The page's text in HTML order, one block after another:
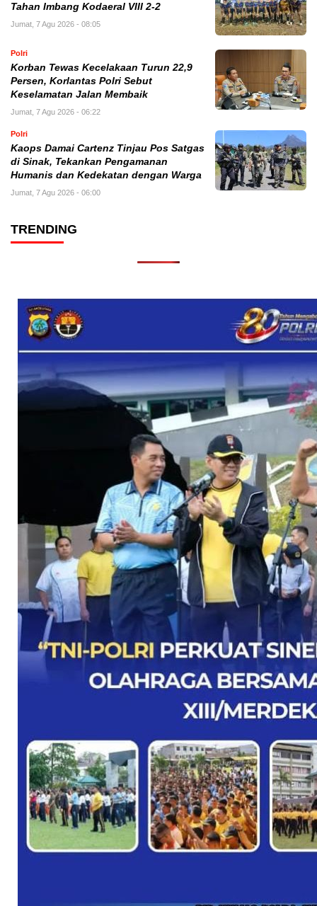
Tahan Imbang Kodaeral VIII 2-2
Jumat, 7 Agu 2026 - 08:05
Polri
Korban Tewas Kecelakaan Turun 22,9
Persen, Korlantas Polri Sebut
Keselamatan Jalan Membaik
Jumat, 7 Agu 2026 - 06:22
Polri
Kaops Damai Cartenz Tinjau Pos Satgas
di Sinak, Tekankan Pengamanan
Humanis dan Kedekatan dengan Warga
Jumat, 7 Agu 2026 - 06:00
TRENDING